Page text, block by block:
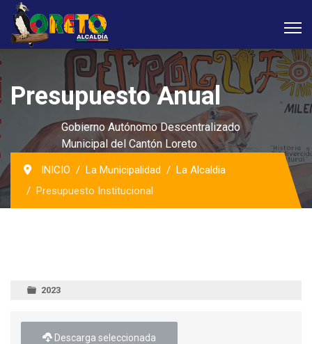
Presupuesto Anual
Gobierno Autónomo Descentralizado
Municipal del Cantón Loreto
INICIO La Municipalidad
La Alcaldia
Presupuesto Institucional
2023
Descarga seleccionada